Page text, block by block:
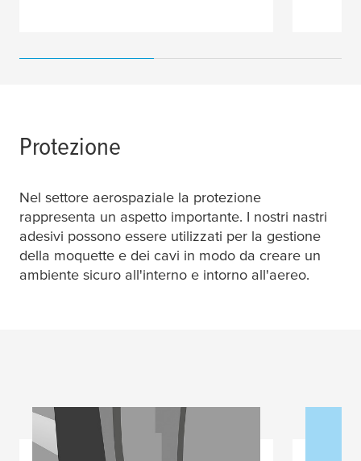
Protezione
Nel settore aerospaziale la protezione
rappresenta un aspetto importante. I nostri nastri
adesivi possono essere utilizzati per la gestione
della moquette e dei cavi in modo da creare un
ambiente sicuro all'interno e intorno all'aereo.